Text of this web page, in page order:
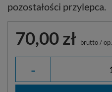
pozostałości przylepca.
70,00 zł brutto/op.
-